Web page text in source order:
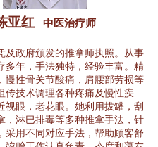
亚红 中医治疗师
及政府颁发的推拿师执照。从事
多年，手法独特，经验丰富。精
慢性骨关节酸痛，肩腰部劳损等
传技术调理各种疼痛及慢性疾
视眼，老花眼。她利用拔罐，刮
，淋巴排毒等多种推拿手法，针
采用不同对应手法，帮助顾客舒